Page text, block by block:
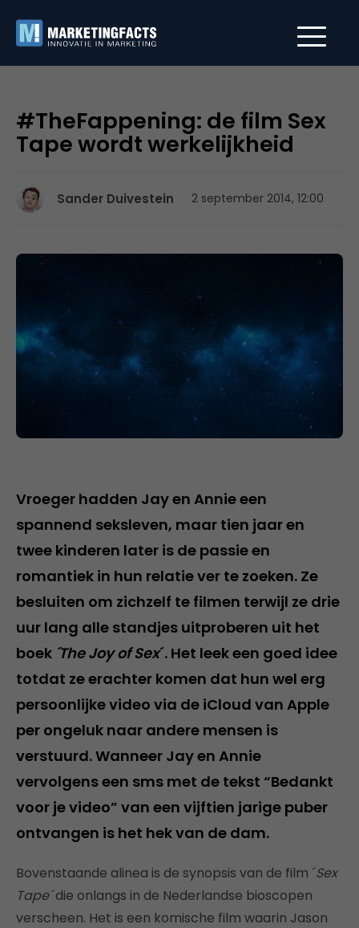
#TheFappening: de film Sex
Tape wordt werkelijkheid
Sander Duivestein 2 september 2014, 12:00
Vroeger hadden Jay en Annie een
spannend seksleven, maar tien jaar en
twee kinderen later is de passie en
romantiek in hun relatie ver te zoeken. Ze
besluiten om zichzelf te filmen terwijl ze drie
uur lang alle standjes uitproberen uit het
boek ´The Joy of Sex´. Het leek een goed idee
totdat ze erachter komen dat hun wel erg
persoonlijke video via de iCloud van Apple
per ongeluk naar andere mensen is
verstuurd. Wanneer Jay en Annie
vervolgens een sms met de tekst “Bedankt
voor je video” van een vijftien jarige puber
ontvangen is het hek van de dam.
Bovenstaande alinea is de synopsis van de film ´Sex
Tape´die onlangs in de Nederlandse bioscopen
verscheen. Het is een komische film waarin Jason